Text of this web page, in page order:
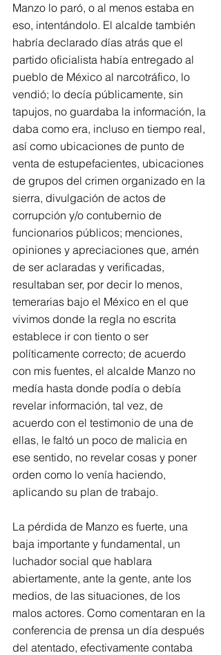
Manzo lo paró, o al menos estaba en
eso, intentándolo. El alcalde también
habría declarado días atrás que el
partido oficialista había entregado al
pueblo de México al narcotráfico, lo
vendió; lo decía públicamente, sin
tapujos, no guardaba la información, la
daba como era, incluso en tiempo real,
así como ubicaciones de punto de
venta de estupefacientes, ubicaciones
de grupos del crimen organizado en la
sierra, divulgación de actos de
corrupción y/o contubernio de
funcionarios públicos; menciones,
opiniones y apreciaciones que, amén
de ser aclaradas y verificadas,
resultaban ser, por decir lo menos,
temerarias bajo el México en el que
vivimos donde la regla no escrita
establece ir con tiento o ser
políticamente correcto; de acuerdo
con mis fuentes, el alcalde Manzo no
medía hasta donde podía o debía
revelar información, tal vez, de
acuerdo con el testimonio de una de
ellas, le faltó un poco de malicia en
ese sentido, no revelar cosas y poner
orden como lo venía haciendo,
aplicando su plan de trabajo.
La pérdida de Manzo es fuerte, una
baja importante y fundamental, un
luchador social que hablara
abiertamente, ante la gente, ante los
medios, de las situaciones, de los
malos actores. Como comentaran en la
conferencia de prensa un día después
del atentado, efectivamente contaba